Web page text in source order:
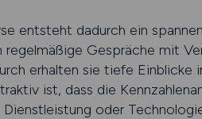
entsteht dadurch ein
Gespräche mit
erhalten sie tiefe Einblicke
ist, dass die
oder